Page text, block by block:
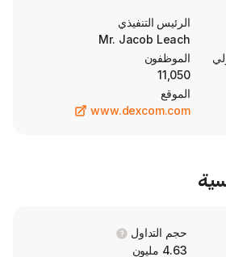
IPO on 2005-
design,
continuous
patients,
enables
glucose
Share remote
compatible
and